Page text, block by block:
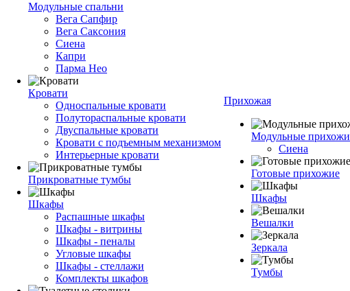
Модульные спальни
Вега Сапфир
Вега Саксония
Сиена
Капри
Парма Нео
Кровати
Односпальные кровати
Полутораспальные кровати
Двуспальные кровати
Кровати с подъемным механизмом
Интерьерные кровати
Прикроватные тумбы
Шкафы
Распашные шкафы
Шкафы - витрины
Шкафы - пеналы
Угловые шкафы
Шкафы - стеллажи
Комплекты шкафов
Прихожая
Модульные
Сиена
Готовые прихожие
Шкафы
Вешалки
Зеркала
Тумбы